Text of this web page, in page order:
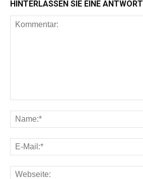
HINTERLASSEN SIE EINE ANTWORT